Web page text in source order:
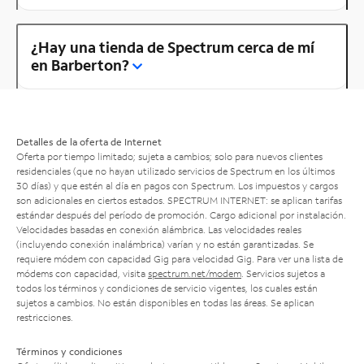
¿Hay una tienda de Spectrum cerca de mí
en Barberton?
Detalles de la oferta de Internet
Oferta por tiempo limitado; sujeta a cambios; solo para nuevos clientes
residenciales (que no hayan utilizado servicios de Spectrum en los últimos
30 días) y que estén al día en pagos con Spectrum. Los impuestos y cargos
son adicionales en ciertos estados. SPECTRUM INTERNET: se aplican tarifas
estándar después del período de promoción. Cargo adicional por instalación.
Velocidades basadas en conexión alámbrica. Las velocidades reales
(incluyendo conexión inalámbrica) varían y no están garantizadas. Se
requiere módem con capacidad Gig para velocidad Gig. Para ver una lista de
módems con capacidad, visita spectrum.net/modem . Servicios sujetos a
todos los términos y condiciones de servicio vigentes, los cuales están
sujetos a cambios. No están disponibles en todas las áreas. Se aplican
restricciones.
Términos y condiciones